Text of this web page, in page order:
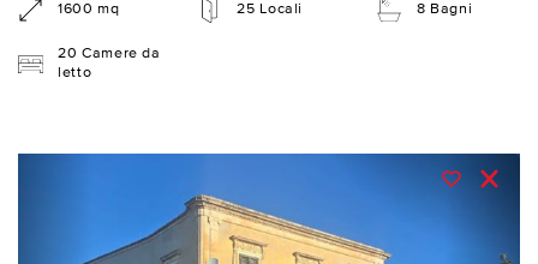
1600 mq 25 Locali 8 Bagni
20 Camere da
letto